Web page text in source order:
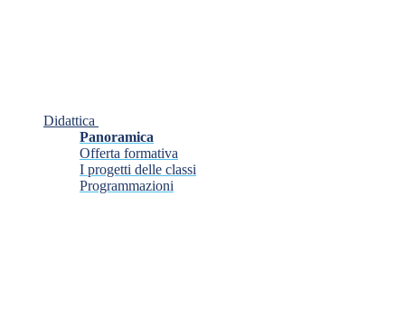
Didattica
Panoramica
Offerta formativa
I progetti delle classi
Programmazioni